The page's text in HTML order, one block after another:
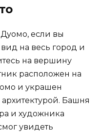
если вы
на весь город и
на вершину
расположен на
и украшен
Башня
и художника
увидеть